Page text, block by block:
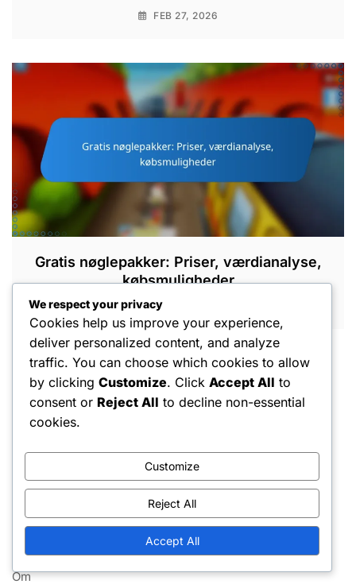
FEB 27, 2026
Gratis nøglepakker: Priser, værdianalyse,
købsmuligheder
FEB 26, 2026
Juridisk
Fortrolighedspolitik
Cookieindstillinger
Om
We respect your privacy
Cookies help us improve your experience,
deliver personalized content, and analyze
traffic. You can choose which cookies to allow
by clicking Customize. Click Accept All to
consent or Reject All to decline non-essential
cookies.
Customize
Reject All
Accept All